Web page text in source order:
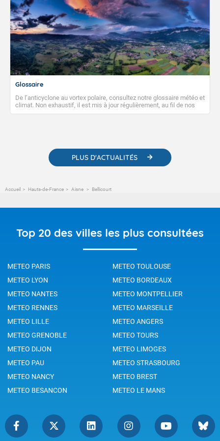
Glossaire
De l’anticyclone au vortex polaire, consultez notre glossaire météo et
climat. Non exhaustif, il est mis à jour régulièrement, au fil de nos
publications. Vous y trouverez également des liens utiles vers nos
PLUS D'ACTUALITÉS
Accueil Hauts-de-France Aisne Bellicourt
Top 20 des villes les plus consultées
METEO PARIS
METEO TOULOUSE
METEO LYON
METEO BORDEAUX
METEO NANTES
METEO MONTPELLIER
METEO RENNES
METEO MARSEILLE
METEO LILLE
METEO ANGERS
METEO GRENOBLE
METEO TOURS
METEO DIJON
METEO LIMOGES
METEO PAU
METEO STRASBOURG
METEO NANCY
METEO BREST
METEO BESANCON
METEO LE MANS